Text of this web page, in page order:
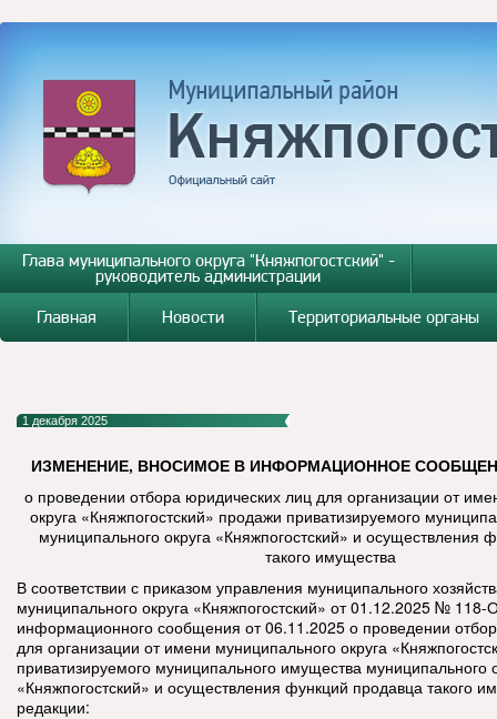
Глава муниципального округа "Княжпогостский" -
руководитель администрации
Главная
Новости Территориальные органы
1 декабря 2025
ИЗМЕНЕНИЕ, ВНОСИМОЕ В ИНФОРМАЦИОННОЕ
о проведении отбора юридических лиц для организации от
округа «Княжпогостский» продажи приватизируемого
муниципального округа «Княжпогостский» и осуществления
такого имущества
В соответствии с приказом управления муниципального
муниципального округа «Княжпогостский» от 01.12.2025 № 118-
информационного сообщения от 06.11.2025 о проведении
для организации от имени муниципального округа
приватизируемого муниципального имущества муниципального
«Княжпогостский» и осуществления функций продавца такого
редакции: